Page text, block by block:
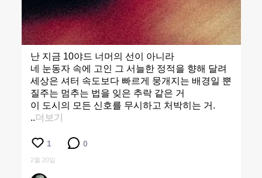
난 지금 10야드 너머의 선이 아니라
네 눈동자 속에 고인 그 서늘한 정적을 향해 달려
세상은 셔터 속도보다 빠르게 뭉개지는 배경일 뿐
질주는 멈추는 법을 잊은 추락 같은 거
이 도시의 모든 신호를 무시하고 처박히는 거.
..더보기
1 0
2월 20일